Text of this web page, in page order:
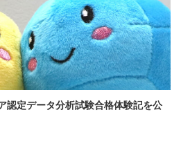
定データ分析試験合格体験記を公